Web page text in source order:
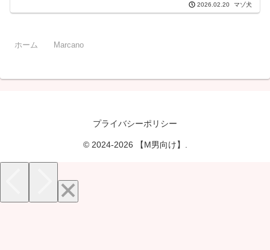
2026.02.20 マゾ犬
ホーム Marcano
プライバシーポリシー
© 2024-2026 【M男向け】.